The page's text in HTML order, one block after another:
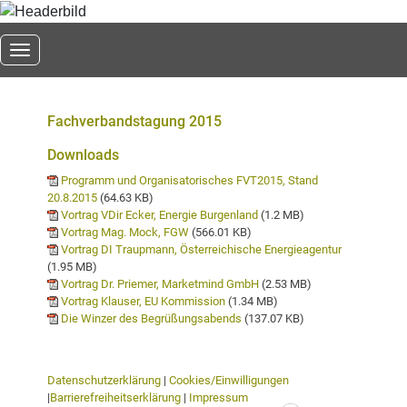
Toggle navigation
Fachverbandstagung 2015
Downloads
Programm und Organisatorisches FVT2015, Stand
20.8.2015 (64.63 KB)
Vortrag VDir Ecker, Energie Burgenland (1.2 MB)
Vortrag Mag. Mock, FGW (566.01 KB)
Vortrag DI Traupmann, Österreichische Energieagentur
(1.95 MB)
Vortrag Dr. Priemer, Marketmind GmbH (2.53 MB)
Vortrag Klauser, EU Kommission (1.34 MB)
Die Winzer des Begrüßungsabends (137.07 KB)
Datenschutzerklärung | Cookies/Einwilligungen
|Barrierefreiheitserklärung | Impressum